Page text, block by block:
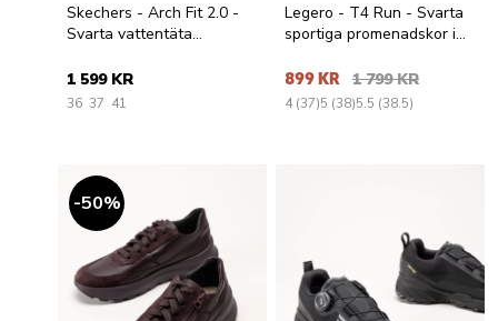
Skechers - Arch Fit 2.0 -
Svarta vattentäta
1 599 KR
36 37 41
Legero - T4 Run - Svarta
sportiga promenadskor i
899 KR 1 799 KR
4 (37)5 (38)5.5 (38.5)
50%